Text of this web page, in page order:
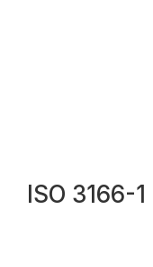
ISO 3166-1